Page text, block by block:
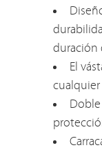
duración
El